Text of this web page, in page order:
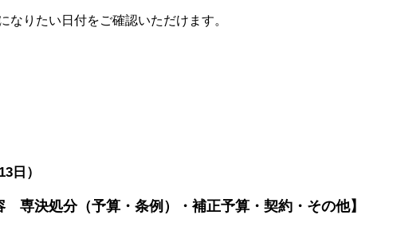
なりたい日付をご確認いただけます。
日）
専決処分（予算・条例）・補正予算・契約・その他】